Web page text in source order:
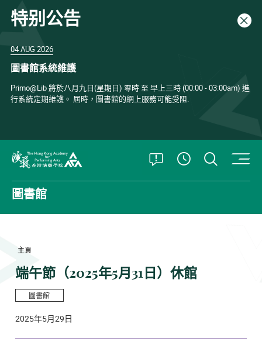
特别公告 關閉
04 AUG 2026
圖書館系統維護
Primo@Lib 將於八月九日(星期日) 零時 至 早上三時 (00:00 - 03:00am) 進
行系統定期維護。 屆時，圖書館的網上服務可能受阻.
打開特別公告
查看開放時
打開
圖書館
主頁
端午節（2025年5月31日）休館
圖書館
2025年5月29日